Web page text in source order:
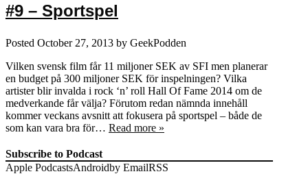
#9 – Sportspel
Posted October 27, 2013 by GeekPodden
Vilken svensk film får 11 miljoner SEK av SFI men planerar
en budget på 300 miljoner SEK för inspelningen? Vilka
artister blir invalda i rock ‘n’ roll Hall Of Fame 2014 om de
medverkande får välja? Förutom redan nämnda innehåll
kommer veckans avsnitt att fokusera på sportspel – både de
som kan vara bra för… Read more »
Subscribe to Podcast
Apple PodcastsAndroidby EmailRSS